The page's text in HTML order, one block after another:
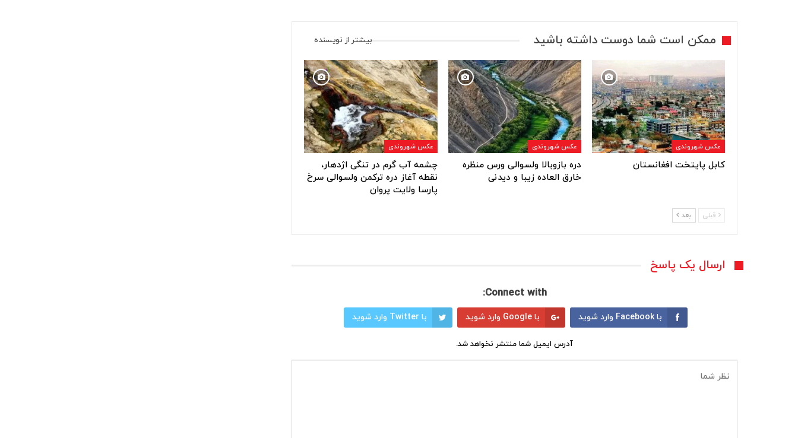
ممکن است شما دوست داشته باشید بیشتر از نویسنده
عکس شهروندی
کابل پایتخت افغانستان
عکس شهروندی
دره بازوبالا ولسوالی ورس منظره
خارق العاده زیبا و دیدنی
عکس شهروندی
چشمه آب گرم در تنگی اژدهار،
نقطه آغاز دره ترکمن ولسوالی سرخ
پارسا ولایت پروان
قبلی بعد
ارسال یک پاسخ
Connect with:
با Facebook وارد شوید با Google وارد شوید با Twitter وارد شوید
آدرس ایمیل شما منتشر نخواهد شد.